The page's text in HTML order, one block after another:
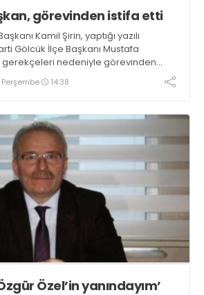
görevinden istifa etti
Kamil Şirin, yaptığı yazılı
Gölcük İlçe Başkanı Mustafa
gerekçeleri nedeniyle görevinden
14:38
Özel’in yanındayım’